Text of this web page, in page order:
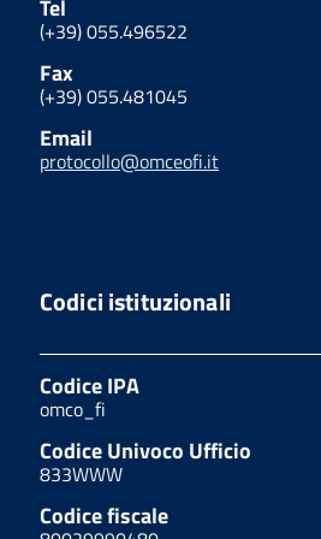
Tel
(+39) 055.496522
Fax
(+39) 055.481045
Email
protocollo@omceofi.it
Codici istituzionali
Codice IPA
omco_fi
Codice Univoco Ufficio
833WWW
Codice fiscale